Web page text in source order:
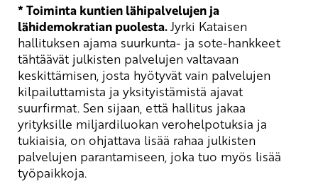
* Toiminta kuntien lähipalvelujen ja
lähidemokratian puolesta.Jyrki Kataisen
hallituksen ajama suurkunta- ja sote-hankkeet
tähtäävät julkisten palvelujen valtavaan
keskittämisen, josta hyötyvät vain palvelujen
kilpailuttamista ja yksityistämistä ajavat
suurfirmat. Sen sijaan, että hallitus jakaa
yrityksille miljardiluokan verohelpotuksia ja
tukiaisia, on ohjattava lisää rahaa julkisten
palvelujen parantamiseen, joka tuo myös lisää
työpaikkoja.